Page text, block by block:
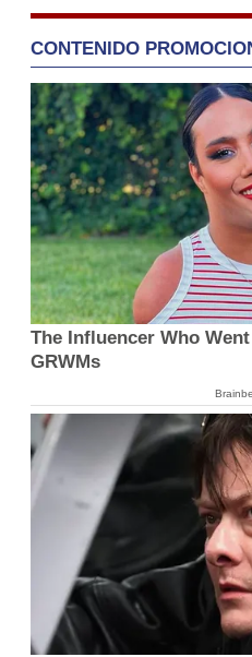
CONTENIDO
The Influencer Who
GRWMs